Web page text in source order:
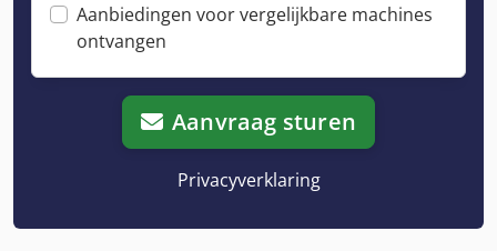
Aanbiedingen voor vergelijkbare machines
ontvangen
Aanvraag sturen
Privacyverklaring